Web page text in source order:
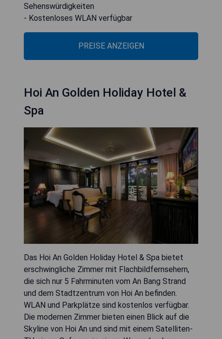
Sehenswürdigkeiten
- Kostenloses WLAN verfügbar
PREISE ANZEIGEN
Hoi An Golden Holiday Hotel &
Spa
Das Hoi An Golden Holiday Hotel & Spa bietet
erschwingliche Zimmer mit Flachbildfernsehern,
die sich nur 5 Fahrminuten vom An Bang Strand
und dem Stadtzentrum von Hoi An befinden.
WLAN und Parkplätze sind kostenlos verfügbar.
Die modernen Zimmer bieten einen Blick auf die
Skyline von Hoi An und sind mit einem Satelliten-